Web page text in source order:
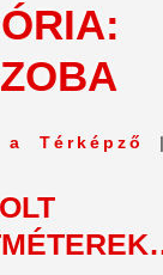
a Térképző